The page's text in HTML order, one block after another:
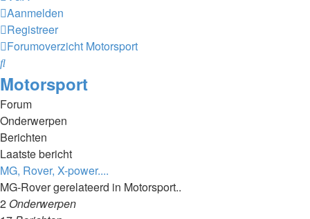
Aanmelden
Registreer
Forumoverzicht Motorsport
Zoek
Motorsport
Forum
Onderwerpen
Berichten
Laatste bericht
MG, Rover, X-power....
MG-Rover gerelateerd in Motorsport..
2 Onderwerpen